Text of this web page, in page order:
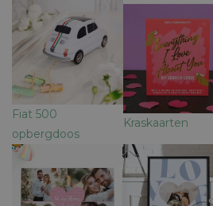
Fiat 500
opbergdoos
Kraskaarten